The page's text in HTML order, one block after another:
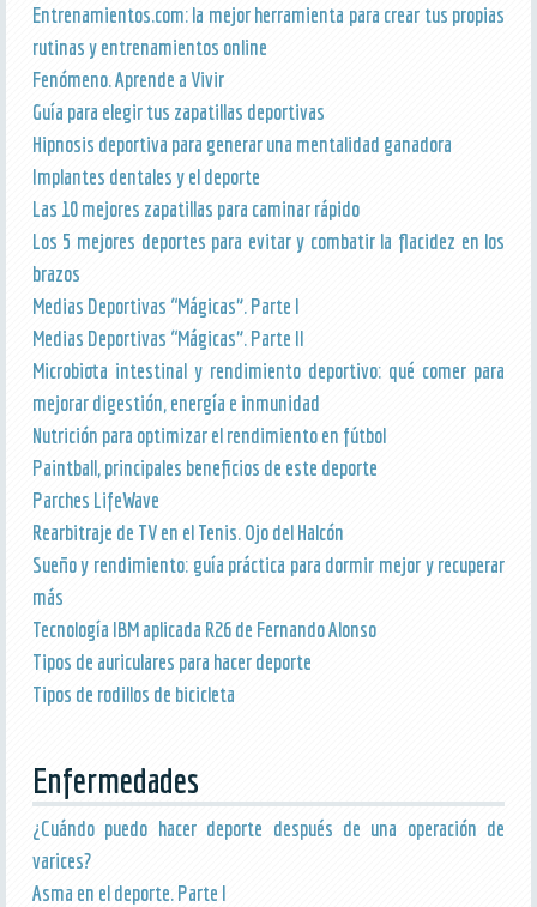
Entrenamientos.com: la mejor herramienta para crear tus propias
rutinas y entrenamientos online
Fenómeno. Aprende a Vivir
Guía para elegir tus zapatillas deportivas
Hipnosis deportiva para generar una mentalidad ganadora
Implantes dentales y el deporte
Las 10 mejores zapatillas para caminar rápido
Los 5 mejores deportes para evitar y combatir la flacidez en los
brazos
Medias Deportivas “Mágicas”. Parte I
Medias Deportivas “Mágicas”. Parte II
Microbiota intestinal y rendimiento deportivo: qué comer para
mejorar digestión, energía e inmunidad
Nutrición para optimizar el rendimiento en fútbol
Paintball, principales beneficios de este deporte
Parches LifeWave
Rearbitraje de TV en el Tenis. Ojo del Halcón
Sueño y rendimiento: guía práctica para dormir mejor y recuperar
más
Tecnología IBM aplicada R26 de Fernando Alonso
Tipos de auriculares para hacer deporte
Tipos de rodillos de bicicleta
Enfermedades
¿Cuándo puedo hacer deporte después de una operación de
varices?
Asma en el deporte. Parte I